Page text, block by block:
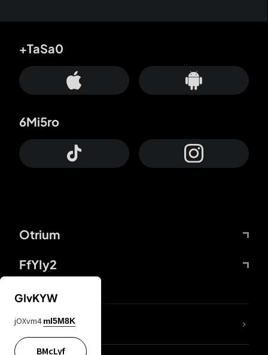
Otrium
FfYIy2
+TaSa0
6Mi5ro
DDcvSo
GIvKYW
jOXvm4 mI5M8K
BMcLyf